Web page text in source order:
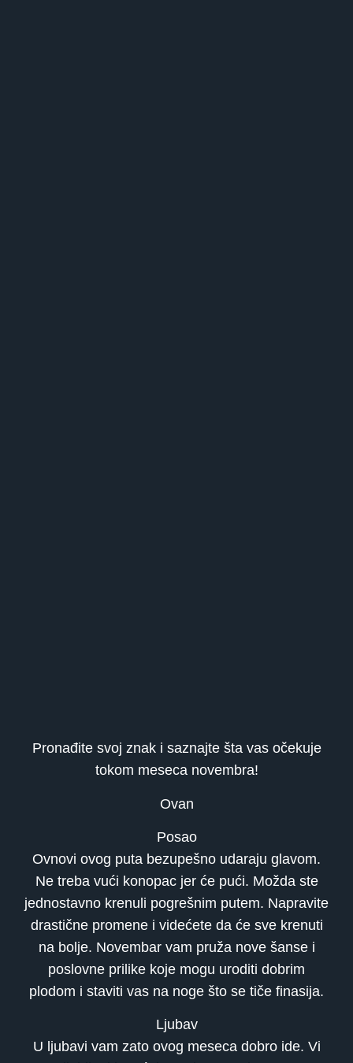
Pronađite svoj znak i saznajte šta vas očekuje
tokom meseca novembra!
Ovan
Posao
Ovnovi ovog puta bezupešno udaraju glavom.
Ne treba vući konopac jer će pući. Možda ste
jednostavno krenuli pogrešnim putem. Napravite
drastične promene i videćete da će sve krenuti
na bolje. Novembar vam pruža nove šanse i
poslovne prilike koje mogu uroditi dobrim
plodom i staviti vas na noge što se tiče finasija.
Ljubav
U ljubavi vam zato ovog meseca dobro ide. Vi